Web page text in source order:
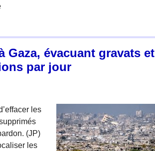
Gaza, évacuant gravats et
par jour
les
(JP)
les